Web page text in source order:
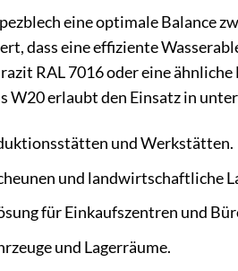
eine optimale Balance
dass eine effiziente
RAL 7016 oder eine ähnliche
erlaubt den Einsatz in
und Werkstätten.
und landwirtschaftliche
für Einkaufszentren und
und Lagerräume.